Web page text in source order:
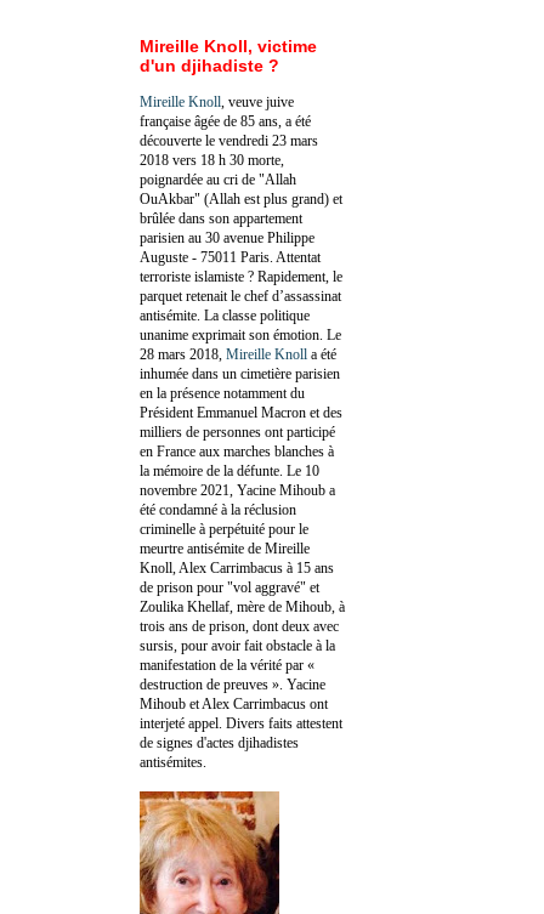
Mireille Knoll, victime
d'un djihadiste ?
Mireille Knoll , veuve juive
française âgée de 85 ans, a été
découverte le vendredi 23 mars
2018 vers 18 h 30 morte,
poignardée au cri de "Allah
OuAkbar" (Allah est plus grand) et
brûlée dans son appartement
parisien au 30 avenue Philippe
Auguste - 75011 Paris. Attentat
terroriste islamiste ? Rapidement, le
parquet retenait le chef d’assassinat
antisémite. La classe politique
unanime exprimait son émotion. Le
28 mars 2018, Mireille Knoll a été
inhumée dans un cimetière parisien
en la présence notamment du
Président Emmanuel Macron et des
milliers de personnes ont participé
en France aux marches blanches à
la mémoire de la défunte. Le 10
novembre 2021, Yacine Mihoub a
été condamné à la réclusion
criminelle à perpétuité pour le
meurtre antisémite de Mireille
Knoll, Alex Carrimbacus à 15 ans
de prison pour "vol aggravé" et
Zoulika Khellaf, mère de Mihoub, à
trois ans de prison, dont deux avec
sursis, pour avoir fait obstacle à la
manifestation de la vérité par «
destruction de preuves ». Yacine
Mihoub et Alex Carrimbacus ont
interjeté appel. Divers faits attestent
de signes d'actes djihadistes
antisémites.